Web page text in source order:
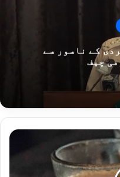
کے ناسور سے
چیف